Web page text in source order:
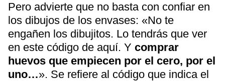
Pero advierte que no basta con confiar en
los dibujos de los envases: «No te
engañen los dibujitos. Lo tendrás que ver
en este código de aquí. Y comprar
huevos que empiecen por el cero, por el
uno…». Se refiere al código que indica el